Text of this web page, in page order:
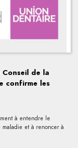
de la
confirme les
à entendre le
maladie et à renoncer à